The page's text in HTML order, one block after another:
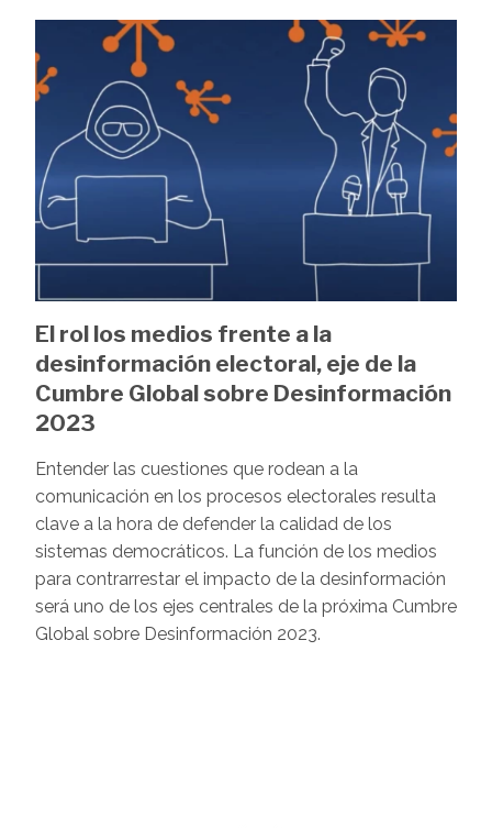
El rol los medios frente a la
desinformación electoral, eje de la
Cumbre Global sobre Desinformación
2023
Entender las cuestiones que rodean a la
comunicación en los procesos electorales resulta
clave a la hora de defender la calidad de los
sistemas democráticos. La función de los medios
para contrarrestar el impacto de la desinformación
será uno de los ejes centrales de la próxima Cumbre
Global sobre Desinformación 2023.